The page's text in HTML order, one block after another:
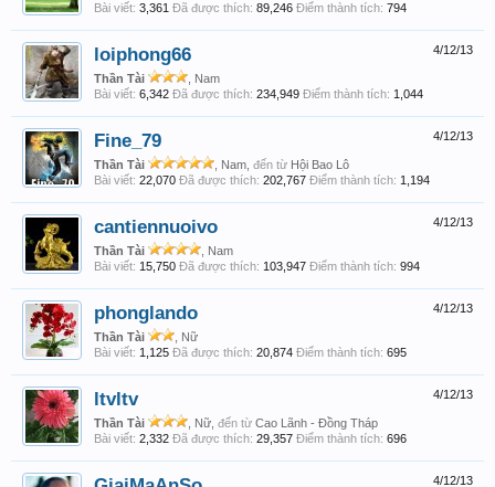
Bài viết: 3,361 Đã được thích: 89,246 Điểm thành tích: 794
4/12/13
loiphong66
Thần Tài
, Nam
Bài viết: 6,342 Đã được thích: 234,949 Điểm thành tích: 1,044
4/12/13
Fine_79
Thần Tài , Nam, đến từ Hội Bao Lô
Bài viết: 22,070 Đã được thích: 202,767 Điểm thành tích: 1,194
4/12/13
cantiennuoivo
Thần Tài
, Nam
Bài viết: 15,750 Đã được thích: 103,947 Điểm thành tích: 994
4/12/13
phonglando
Thần Tài
, Nữ
Bài viết: 1,125 Đã được thích: 20,874 Điểm thành tích: 695
4/12/13
ltvltv
Thần Tài , Nữ, đến từ Cao Lãnh - Đồng Tháp
Bài viết: 2,332 Đã được thích: 29,357 Điểm thành tích: 696
4/12/13